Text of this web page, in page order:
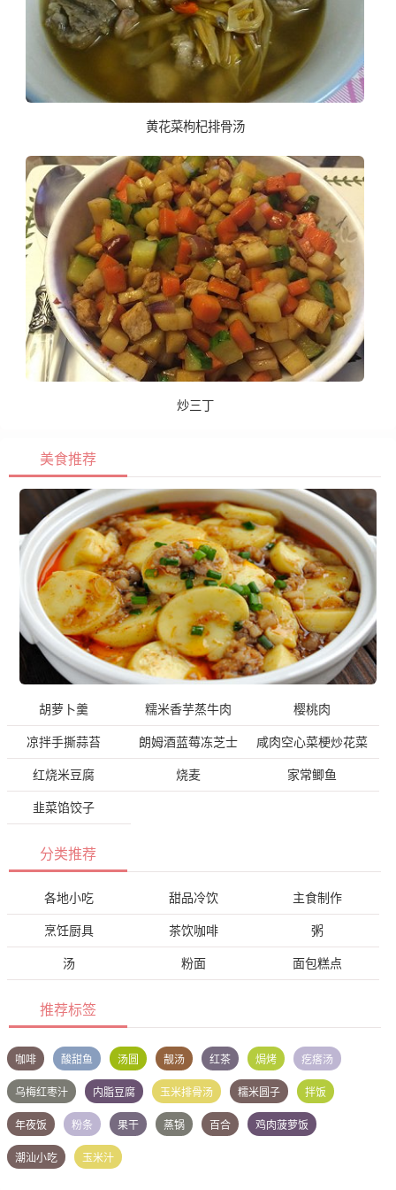
黄花菜枸杞排骨汤
炒三丁
美食推荐
胡萝卜羹 糯米香芋蒸牛肉 樱桃肉
凉拌手撕蒜苔 朗姆酒蓝莓冻芝士 咸肉空心菜梗炒花菜
红烧米豆腐 烧麦 家常鲫鱼
韭菜馅饺子
分类推荐
各地小吃 甜品冷饮 主食制作
烹饪厨具 茶饮咖啡 粥
汤 粉面 面包糕点
推荐标签
咖啡 酸甜鱼 汤圆 靓汤 红茶 焗烤 疙瘩汤
乌梅红枣汁 内脂豆腐 玉米排骨汤 糯米圆子 拌饭
年夜饭 粉条 果干 蒸锅 百合 鸡肉菠萝饭
潮汕小吃 玉米汁